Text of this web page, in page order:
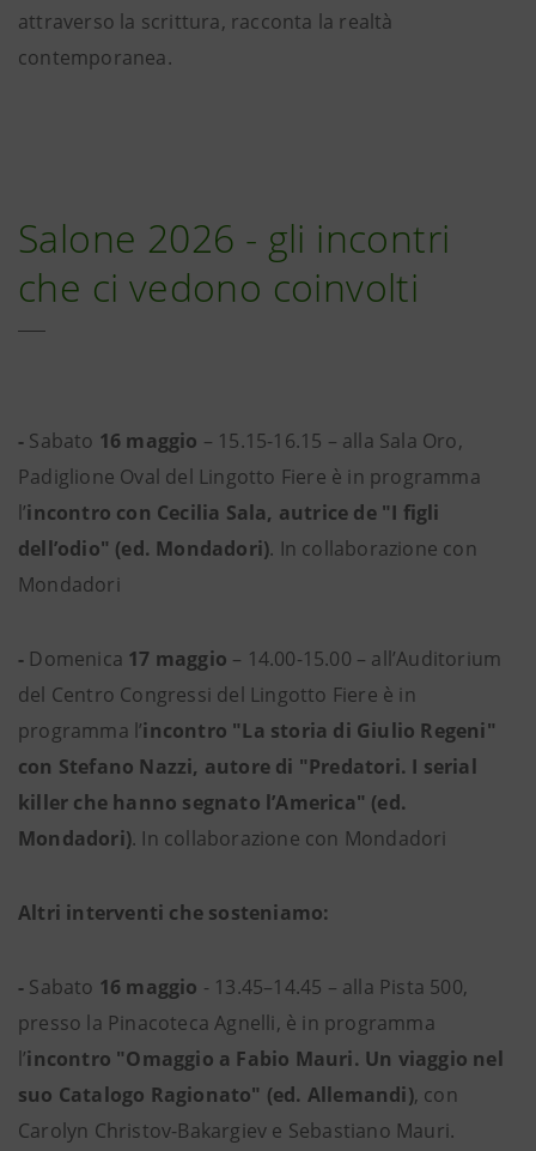
attraverso la scrittura, racconta la realtà
contemporanea.
Salone 2026 - gli incontri
che ci vedono coinvolti
- Sabato 16 maggio – 15.15-16.15 – alla Sala Oro,
Padiglione Oval del Lingotto Fiere è in programma
l’incontro con Cecilia Sala, autrice de "I figli
dell’odio" (ed. Mondadori). In collaborazione con
Mondadori
- Domenica 17 maggio – 14.00-15.00 – all’Auditorium
del Centro Congressi del Lingotto Fiere è in
programma l’incontro "La storia di Giulio Regeni"
con Stefano Nazzi, autore di "Predatori. I serial
killer che hanno segnato l’America" (ed.
Mondadori). In collaborazione con Mondadori
Altri interventi che sosteniamo:
- Sabato 16 maggio - 13.45–14.45 – alla Pista 500,
presso la Pinacoteca Agnelli, è in programma
l’incontro "Omaggio a Fabio Mauri. Un viaggio nel
suo Catalogo Ragionato" (ed. Allemandi), con
Carolyn Christov-Bakargiev e Sebastiano Mauri.